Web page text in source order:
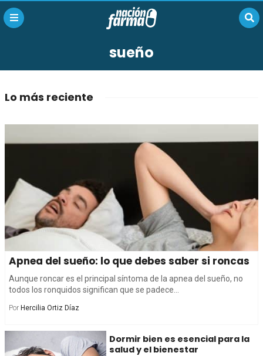
sueño
Lo más reciente
Apnea del sueño: lo que debes saber si roncas
Aunque roncar es el principal síntoma de la apnea del sueño, no
todos los ronquidos significan que se padece...
Por Hercilia Ortiz Díaz
Dormir bien es esencial para la
salud y el bienestar